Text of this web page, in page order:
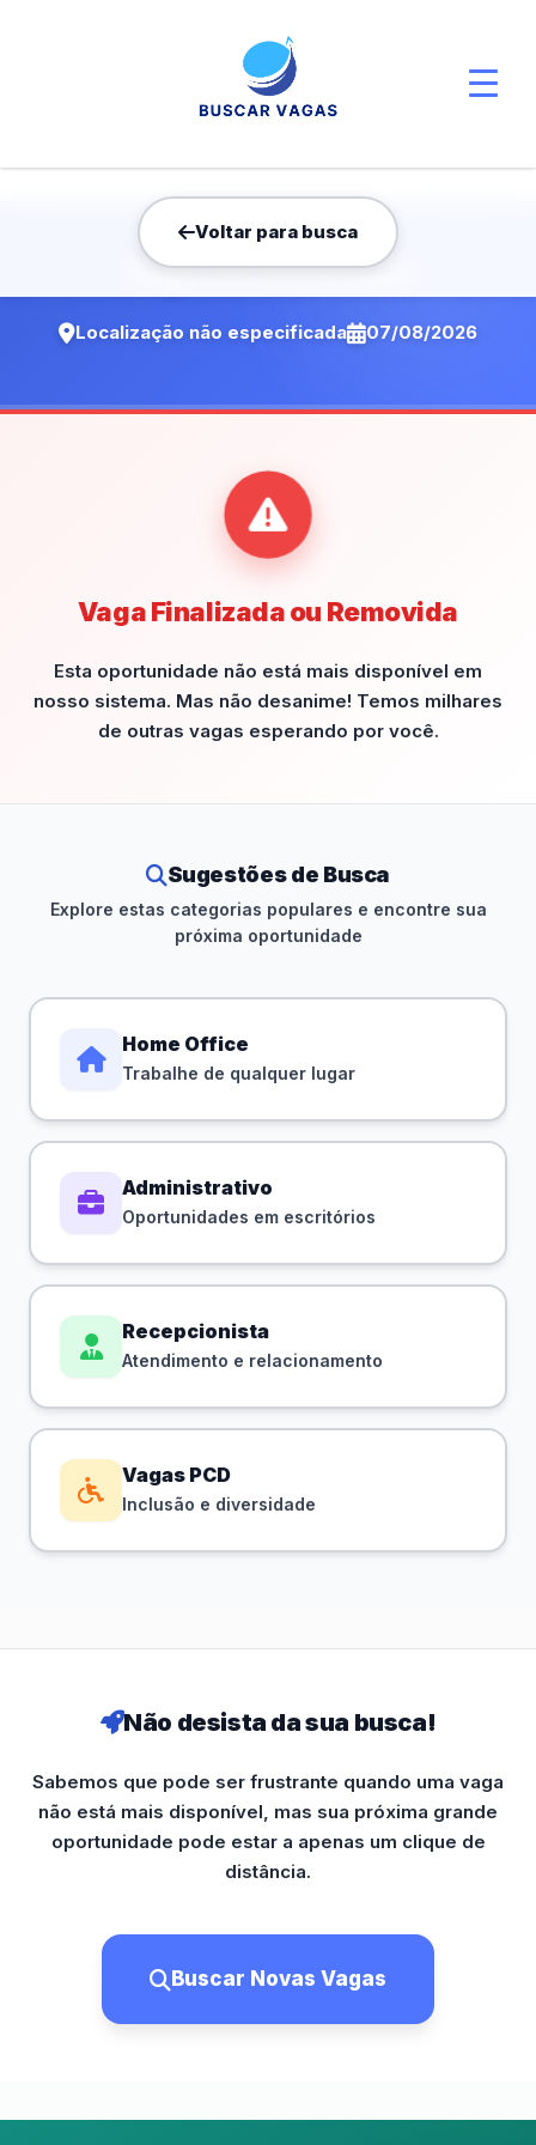
Voltar para busca
Vaga não encontrada
Localização não especificada 07/08/2026
Vaga Finalizada ou Removida
Esta oportunidade não está mais disponível em
nosso sistema. Mas não desanime! Temos milhares
de outras vagas esperando por você.
Sugestões de Busca
Explore estas categorias populares e encontre sua
próxima oportunidade
Home Office
Trabalhe de qualquer lugar
Administrativo
Oportunidades em escritórios
Recepcionista
Atendimento e relacionamento
Vagas PCD
Inclusão e diversidade
Não desista da sua busca!
Sabemos que pode ser frustrante quando uma vaga
não está mais disponível, mas sua próxima grande
oportunidade pode estar a apenas um clique de
distância.
Buscar Novas Vagas